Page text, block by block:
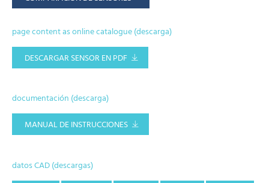
page content as online catalogue (descarga)
DESCARGAR SENSOR EN PDF
documentación (descarga)
MANUAL DE INSTRUCCIONES
datos CAD (descargas)